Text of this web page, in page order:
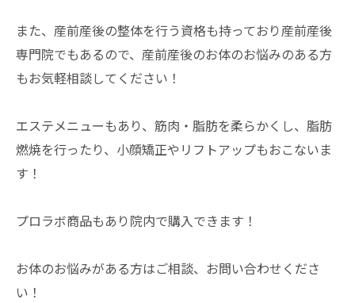
また、産前産後の整体を行う資格も持っており産前産後
専門院でもあるので、産前産後のお体のお悩みのある方
もお気軽相談してください！
エステメニューもあり、筋肉・脂肪を柔らかくし、脂肪
燃焼を行ったり、小顔矯正やリフトアップもおこないま
す！
プロラボ商品もあり院内で購入できます！
お体のお悩みがある方はご相談、お問い合わせくださ
い！